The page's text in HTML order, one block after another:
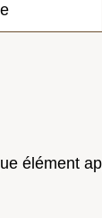
élément